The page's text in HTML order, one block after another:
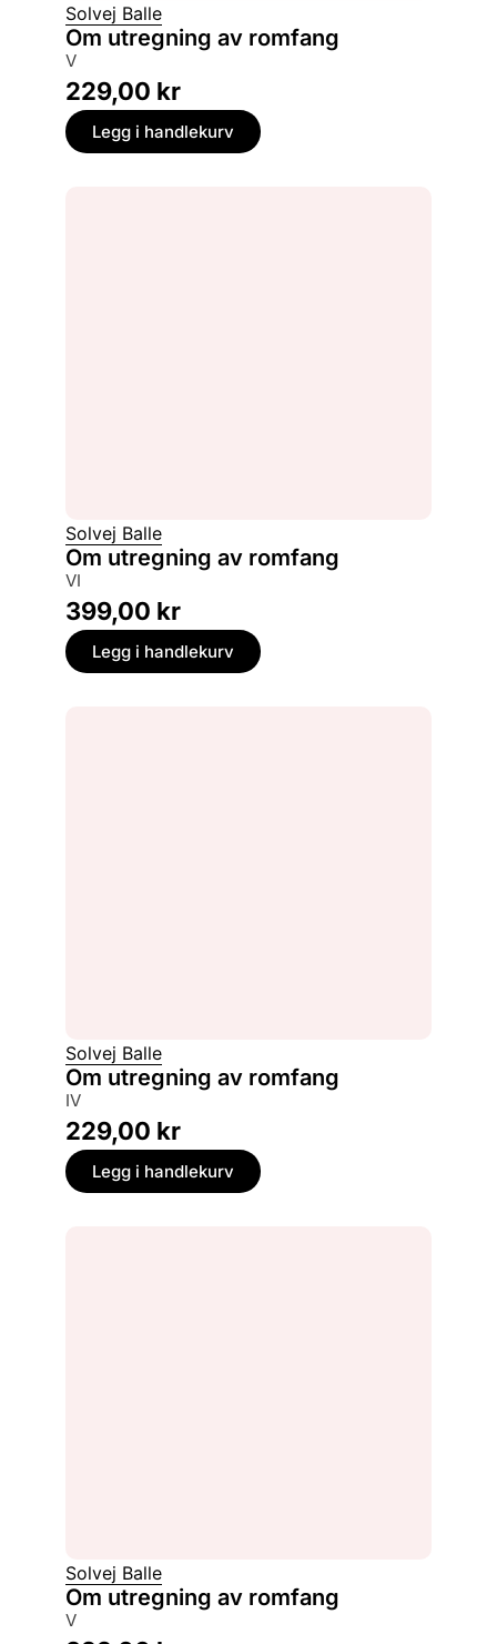
Solvej Balle
Om utregning av romfang
V
229,00 kr
Legg i handlekurv
Solvej Balle
Om utregning av romfang
VI
399,00 kr
Legg i handlekurv
Solvej Balle
Om utregning av romfang
IV
229,00 kr
Legg i handlekurv
Solvej Balle
Om utregning av romfang
V